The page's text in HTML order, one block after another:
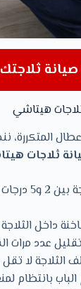
ثلاجتك
هيتاشي
المتكررة،
ثلاجات
ضبط درجة
داخل الثلاجة
عدد مرات
لا تقل عن
بانتظام